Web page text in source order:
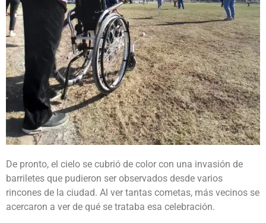
De pronto, el cielo se cubrió de color con una invasión de
barriletes que pudieron ser observados desde varios
rincones de la ciudad. Al ver tantas cometas, más vecinos se
acercaron a ver de qué se trataba esa celebración.